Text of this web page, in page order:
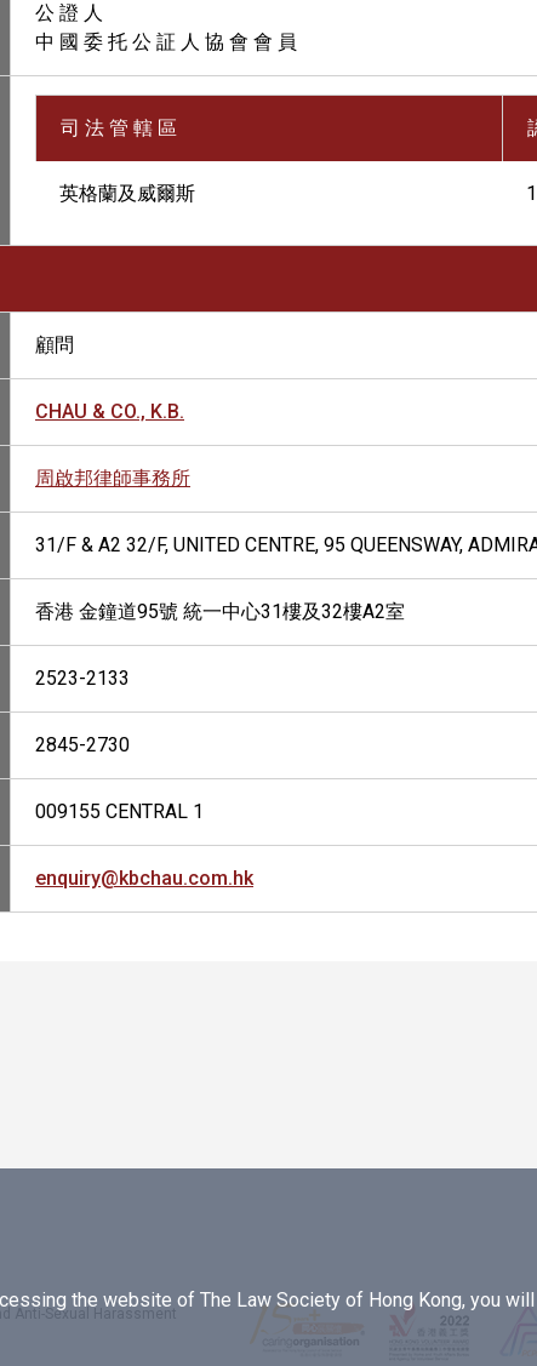
公 證 人
中 國 委 托 公 証 人 協 會 會 員
司 法 管 轄 區
英格蘭及威爾斯
顧問
CHAU & CO., K.B.
周啟邦律師事務所
31/F & A2 32/F, UNITED CENTRE, 95 QUEENSWAY,
香港 金鐘道95號 統一中心31樓及32樓A2室
2523-2133
2845-2730
009155 CENTRAL 1
enquiry@kbchau.com.hk
the website of The Law Society of Hong Kong, you
Anti-Sexual Harassment